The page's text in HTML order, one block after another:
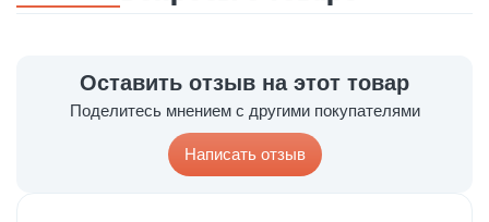
Оставить отзыв на этот товар
Поделитесь мнением с другими покупателями
Написать отзыв